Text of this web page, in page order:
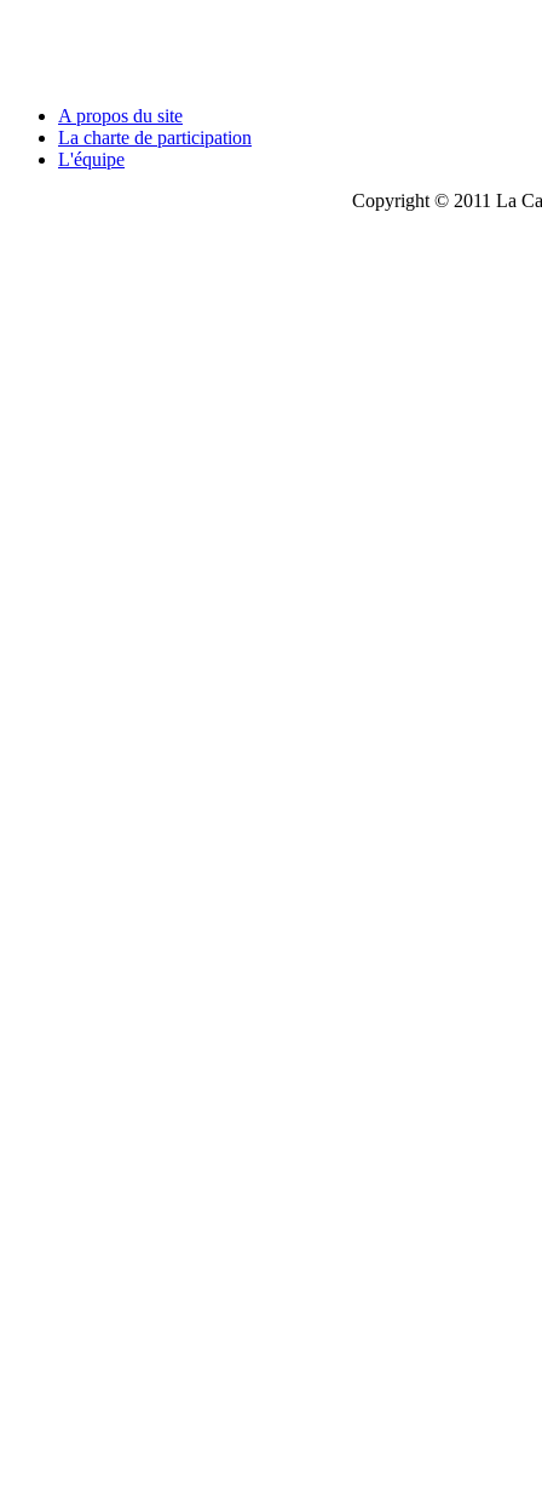
A propos du site
La charte de participation
L'équipe
Copyright © 2011 La